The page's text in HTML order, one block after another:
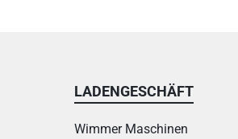
LADENGESCHÄFT
Wimmer Maschinen